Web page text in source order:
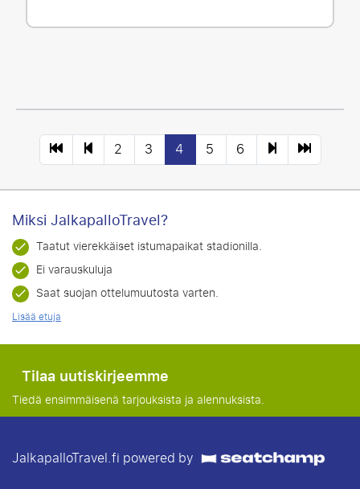
2 3 4 5 6
Miksi JalkapalloTravel?
Taatut vierekkäiset istumapaikat stadionilla.
Ei varauskuluja
Saat suojan ottelumuutosta varten.
Lisää etuja
Tilaa uutiskirjeemme
Tiedä ensimmäisenä tarjouksista ja alennuksista.
JalkapalloTravel.fi powered by